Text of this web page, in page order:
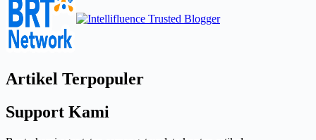
Artikel Terpopuler
Support Kami